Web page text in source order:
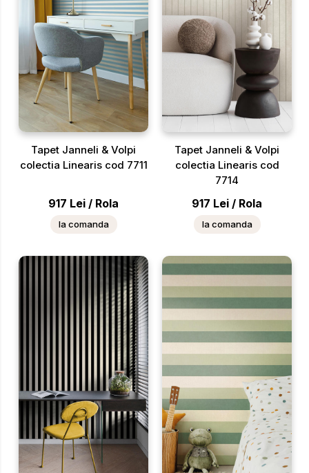
Tapet Janneli & Volpi
colectia Linearis cod 7711
917 Lei / Rola
la comanda
Tapet Janneli & Volpi
colectia Linearis cod
7714
917 Lei / Rola
la comanda